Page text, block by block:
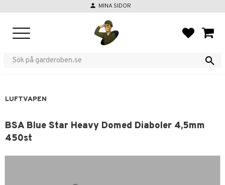
person MINA SIDOR
LUFTVAPEN
BSA Blue Star Heavy Domed Diaboler 4,5mm
450st